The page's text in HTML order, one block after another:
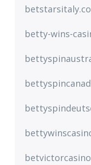
betty-wins-